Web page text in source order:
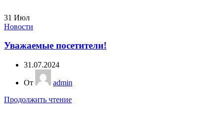
31 Июл
Новости
Уважаемые посетители!
31.07.2024
От
admin
Продолжить чтение